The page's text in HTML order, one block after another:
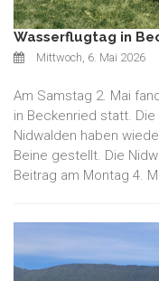
Wasserflugtag in
Mittwoch, 6. Mai 2026
Am Samstag 2. Mai
in Beckenried statt.
Nidwalden haben
Beine gestellt. Die
Beitrag am Montag 4.